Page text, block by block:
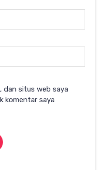
dan situs web saya
komentar saya